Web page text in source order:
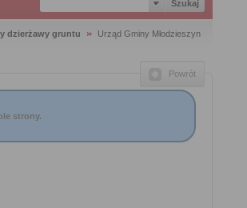
dzierżawy gruntu Urząd Gminy Młodzieszyn
Powrót
strony.